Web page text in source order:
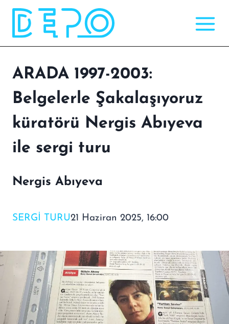
Skip
content
ARADA 1997-2003:
Belgelerle Şakalaşıyoruz
küratörü Nergis Abıyeva
ile sergi turu
Nergis Abıyeva
SERGI TURU21 Haziran 2025, 16:00